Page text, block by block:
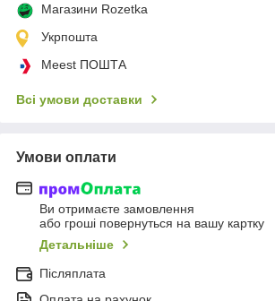
Магазини Rozetka
Укрпошта
Meest ПОШТА
Всі умови доставки
Умови оплати
Ви отримаєте замовлення
або гроші повернуться на вашу картку
Детальніше
Післяплата